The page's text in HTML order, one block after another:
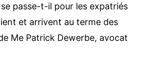
passe-t-il pour les expatriés
et arrivent au terme des
Me Patrick Dewerbe, avocat